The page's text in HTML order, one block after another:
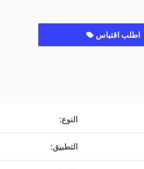
اطلب اقتباس
النوع:
التطبيق: